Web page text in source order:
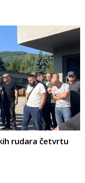
rudara četvrtu